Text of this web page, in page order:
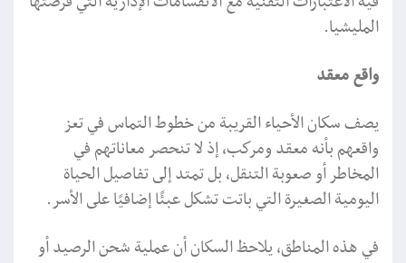
المليشيا.
واقع معقد
يصف سكان الأحياء القريبة من خطوط التماس في تعز
واقعهم بأنه معقد ومركب، إذ لا تنحصر معاناتهم في
المخاطر أو صعوبة التنقل، بل تمتد إلى تفاصيل الحياة
اليومية الصغيرة التي باتت تشكل عبئًا إضافيًا على الأسر.
في هذه المناطق، يلاحظ السكان أن عملية شحن الرصيد أو